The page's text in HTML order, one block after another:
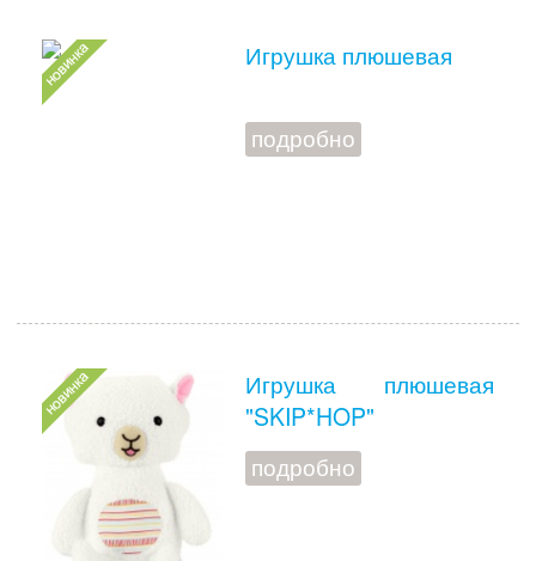
Игрушка плюшевая
подробно
Игрушка плюшевая
"SKIP*HOP"
подробно